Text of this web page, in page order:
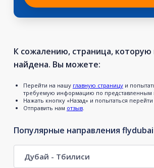
К сожалению, страница, которую
найдена. Вы можете:
Перейти на нашу главную страницуи
требуемую информацию по представленным
Нажать кнопку «Назад» и попытаться перейти
Отправить нам отзыв.
Популярные направления flydubai
Дубай - Тбилиси